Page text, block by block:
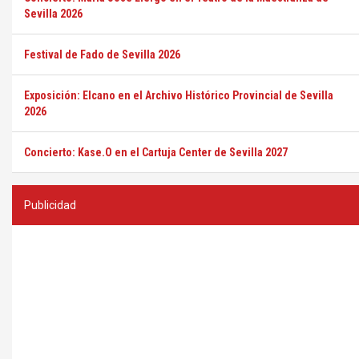
Sevilla 2026
Festival de Fado de Sevilla 2026
Exposición: Elcano en el Archivo Histórico Provincial de Sevilla
2026
Concierto: Kase.O en el Cartuja Center de Sevilla 2027
Publicidad